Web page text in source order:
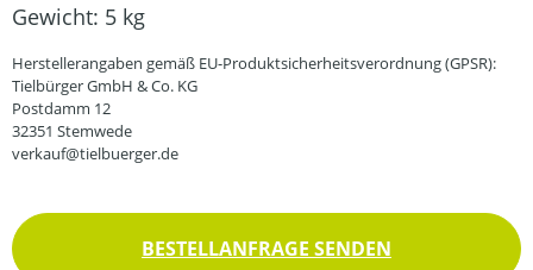
Gewicht: 5 kg
Herstellerangaben gemäß EU-Produktsicherheitsverordnung (GPSR):
Tielbürger GmbH & Co. KG
Postdamm 12
32351 Stemwede
verkauf@tielbuerger.de
BESTELLANFRAGE SENDEN